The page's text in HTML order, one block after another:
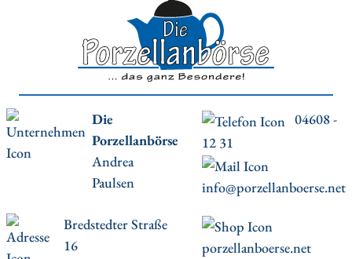
Die
Porzellanbörse
Andrea
Paulsen
04608 -
12 31
info@porzellanboerse.net
Bredstedter Straße
16
porzellanboerse.net